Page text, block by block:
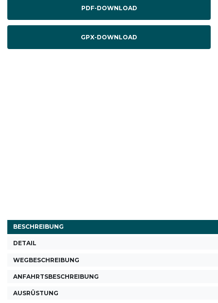
PDF-DOWNLOAD
GPX-DOWNLOAD
BESCHREIBUNG
DETAIL
WEGBESCHREIBUNG
ANFAHRTSBESCHREIBUNG
AUSRÜSTUNG